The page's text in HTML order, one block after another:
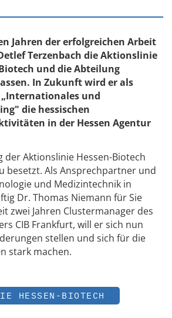
Jahren der erfolgreichen Arbeit
Terzenbach die Aktionslinie
und die Abteilung
In Zukunft wird er als
und
die hessischen
in der Hessen Agentur
der Aktionslinie Hessen-Biotech
besetzt. Als Ansprechpartner und
und Medizintechnik in
Dr. Thomas Niemann für Sie
zwei Jahren Clustermanager des
CIB Frankfurt, will er sich nun
stellen und sich für die
stark machen.
HESSEN-BIOTECH